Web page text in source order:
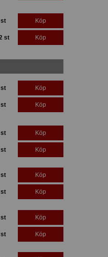
Köp
st Köp
Köp
Köp
Köp
Köp
st Köp
st Köp
Köp
Köp